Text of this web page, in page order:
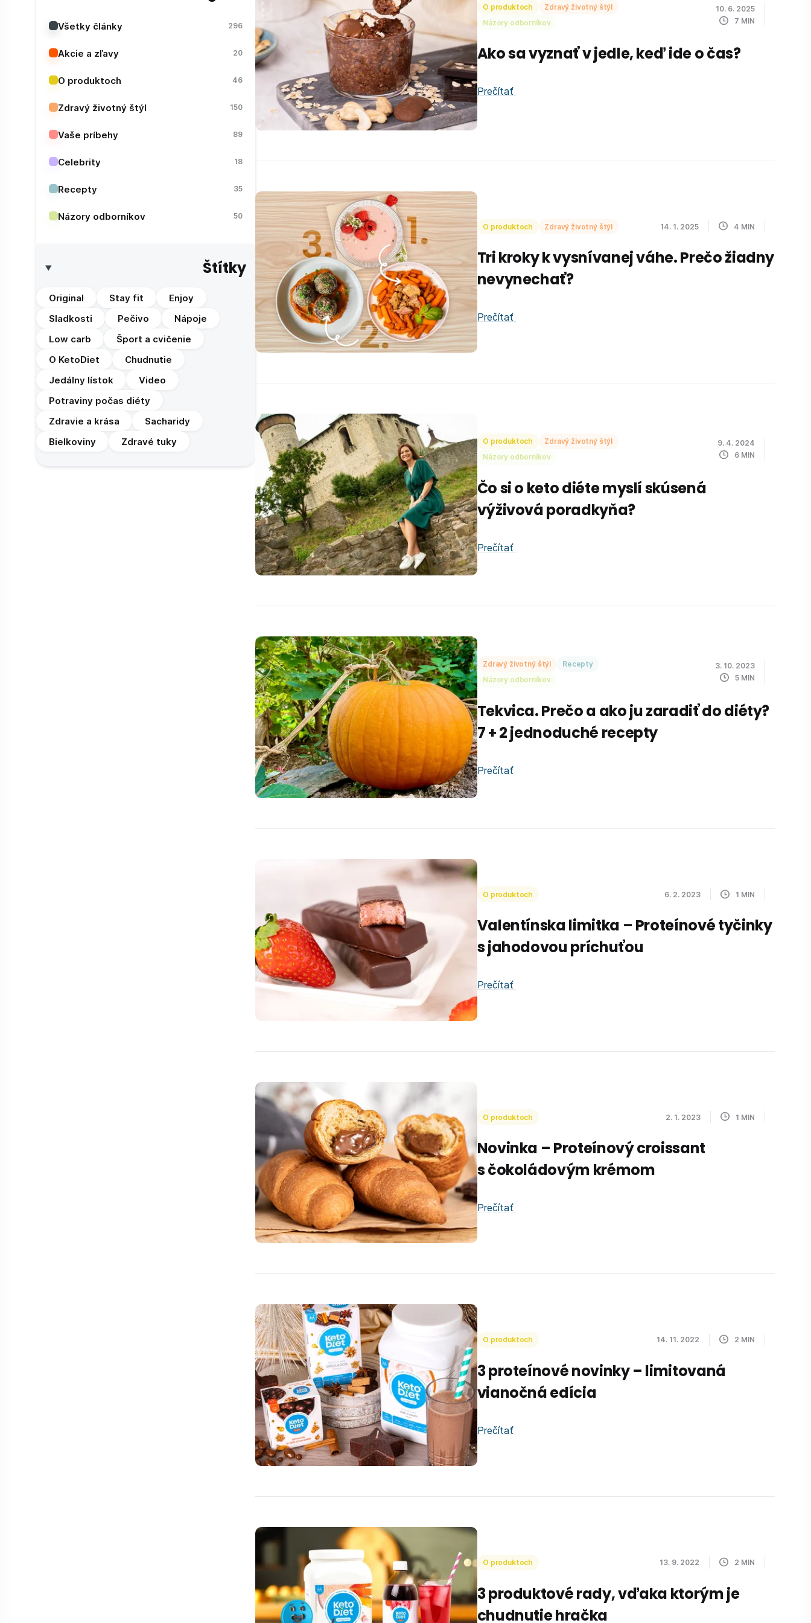
Všetky články 296
Akcie a zľavy 20
O produktoch 46
Zdravý životný štýl 150
Vaše príbehy 89
Celebrity 18
Recepty 35
Názory odborníkov 50
Štítky
Original Stay fit
Enjoy
Sladkosti
Pečivo
Nápoje
Low carb
Šport a cvičenie
O KetoDiet
Chudnutie
Jedálny lístok
Video
Potraviny počas diéty
Zdravie a krása
Sacharidy
Bielkoviny
Zdravé tuky
O produktoch
Zdravý životný štýl
Názory odborníkov
10. 6. 2025
7 MIN
Ako sa vyznať v jedle, keď ide o čas?
Prečítať
O produktoch Zdravý životný štýl 14. 1. 2025 4 MIN
Tri kroky k vysnívanej váhe. Prečo žiadny
nevynechať?
Prečítať
O produktoch
Zdravý životný štýl
Názory odborníkov
9. 4. 2024
6 MIN
Čo si o keto diéte myslí skúsená
výživová poradkyňa?
Prečítať
Zdravý životný štýl
Recepty
Názory odborníkov
3. 10. 2023
5 MIN
Tekvica. Prečo a ako ju zaradiť do diéty?
7 + 2 jednoduché recepty
Prečítať
O produktoch 6. 2. 2023 1 MIN
Valentínska limitka – Proteínové tyčinky
s jahodovou príchuťou
Prečítať
O produktoch 2. 1. 2023 1 MIN
Novinka – Proteínový croissant
s čokoládovým krémom
Prečítať
O produktoch 14. 11. 2022 2 MIN
3 proteínové novinky – limitovaná
vianočná edícia
Prečítať
O produktoch 13. 9. 2022 2 MIN
3 produktové rady, vďaka ktorým je
chudnutie hračka